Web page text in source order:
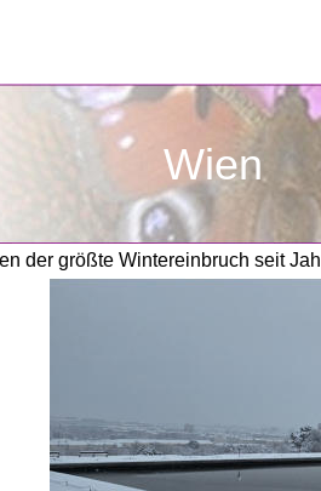
der größte Wintereinbruch seit
Wien